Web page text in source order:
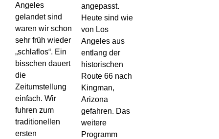
Angeles
gelandet sind
waren wir schon
sehr früh wieder
„schlaflos“. Ein
bisschen dauert
die
Zeitumstellung
einfach. Wir
fuhren zum
traditionellen
ersten
angepasst.
Heute sind wie
von Los
Angeles aus
entlang der
historischen
Route 66 nach
Kingman,
Arizona
gefahren. Das
weitere
Programm